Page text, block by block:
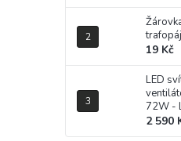
19 Kč
LED
72W -
2 590